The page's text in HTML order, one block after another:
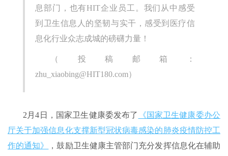
息部门，也有HIT企业员工。我们从中感受
到卫生信息人的坚韧与实干，感受到医疗信
息化行业众志成城的磅礴力量！
（投稿邮箱：
zhu_xiaobing@HIT180.com）
2月4日，国家卫生健康委发布了
《国家卫生健康委办公
厅关于加强信息化支撑新型冠状病毒感染的肺炎疫情防控工
作的通知》
，鼓励卫生健康主管部门充分发挥信息化在辅助